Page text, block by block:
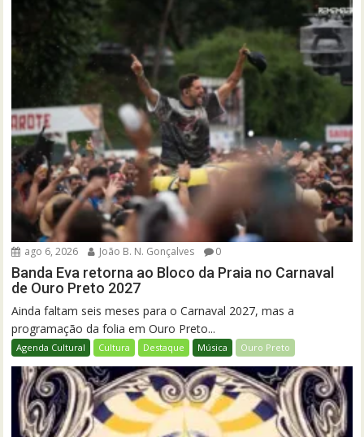
ago 6, 2026 João B. N. Gonçalves 0
Banda Eva retorna ao Bloco da Praia no Carnaval
de Ouro Preto 2027
Ainda faltam seis meses para o Carnaval 2027, mas a
programação da folia em Ouro Preto...
Agenda Cultural Cultura Destaque Música Ouro Preto